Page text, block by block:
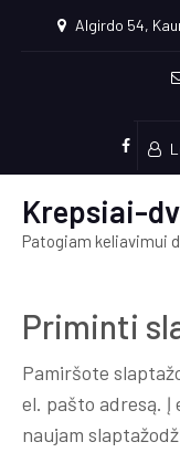
Algirdo 54,
Krepsiai-
Patogiam keliavimui
Priminti
Pamiršote
el. pašto adresą.
naujam